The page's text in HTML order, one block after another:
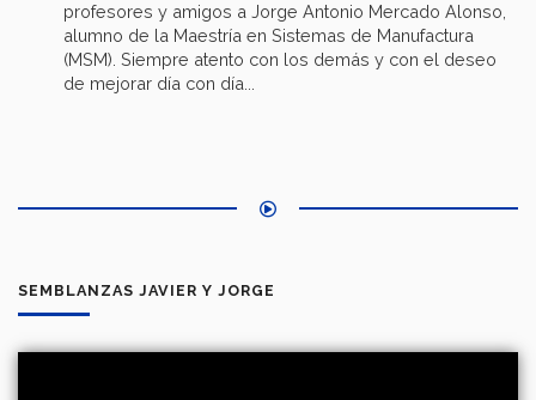
profesores y amigos a Jorge Antonio Mercado Alonso,
alumno de la Maestría en Sistemas de Manufactura
(MSM). Siempre atento con los demás y con el deseo
de mejorar día con día...
SEMBLANZAS JAVIER Y JORGE